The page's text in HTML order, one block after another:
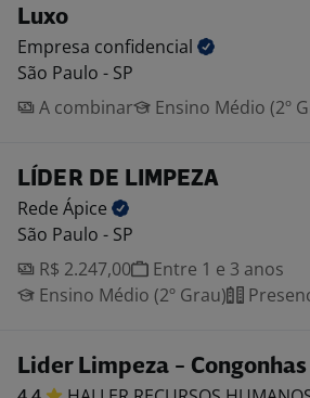
Luxo
Empresa confidencial
São Paulo - SP
A combinar
Ensino Médio (2º
LÍDER DE LIMPEZA
Rede Ápice
São Paulo - SP
R$ 2.247,00
Entre 1 e 3 anos
Ensino Médio (2º Grau)
Lider Limpeza - Congonhas